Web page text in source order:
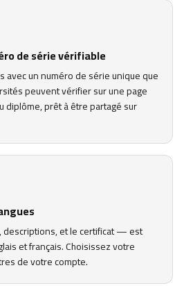
de série vérifiable
avec un numéro de série unique que
peuvent vérifier sur une page
diplôme, prêt à être partagé sur
et le certificat — est
et français. Choisissez votre
de votre compte.